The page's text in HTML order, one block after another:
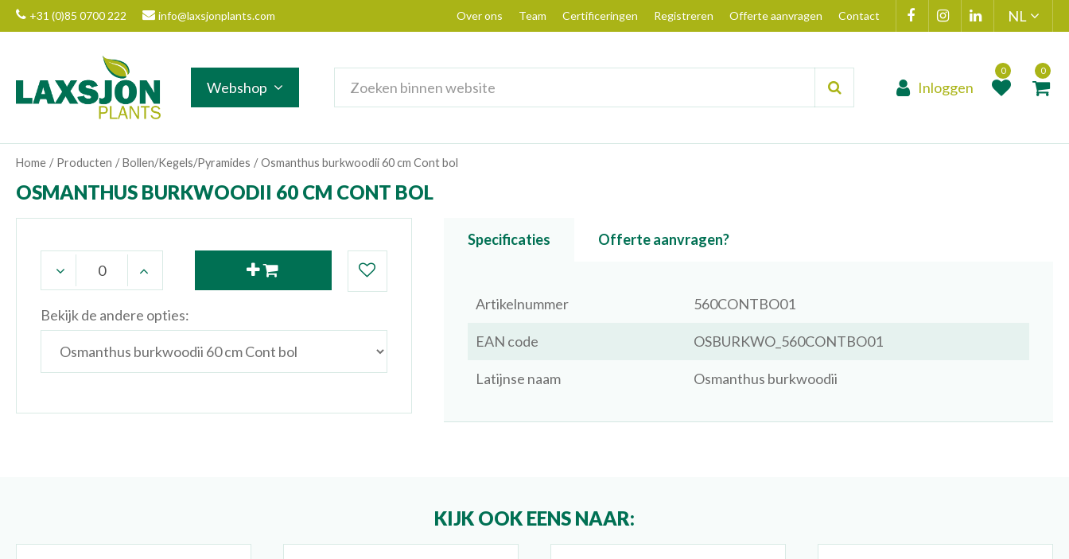
Ga
naar
Home Producten Bollen/Kegels/Pyramides Osmanthus burkwoodii 60 cm Cont bol
+31 (0)85 0700 222 info@laxsjonplants.com Over ons Team Certificeringen Registreren Offerte aanvragen Contact
Webshop Inloggen
OSMANTHUS BURKWOODII 60 CM CONT BOL
Bekijk de andere opties:
Specificaties Offerte aanvragen?
Artikelnummer 560CONTBO01
EAN code OSBURKWO_560CONTBO01
Latijnse naam Osmanthus burkwoodii
KIJK OOK EENS NAAR: